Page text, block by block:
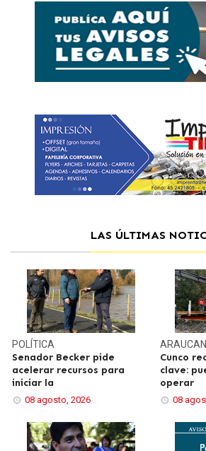
LAS ÚLTIMAS
POLÍTICA
Senador Becker pide
acelerar recursos para
iniciar la
08 agosto, 2026
Cunco
clave:
operar
08